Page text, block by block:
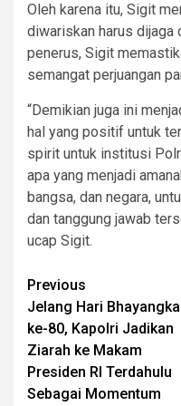
Oleh karena itu, Sigit
diwariskan harus dijaga
penerus, Sigit
semangat perjuangan
“Demikian juga ini
hal yang positif untuk
spirit untuk institusi
apa yang menjadi
bangsa, dan negara,
dan tanggung jawab
ucap Sigit.
Post
navigation
Previous
Jelang Hari
ke-80, Kapolri Jadikan
Ziarah ke Makam
Presiden RI Terdahulu
Sebagai Momentum